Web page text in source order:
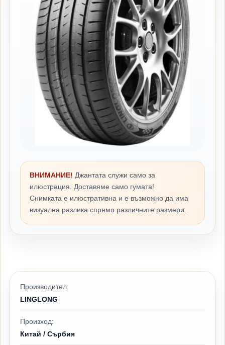
ВНИМАНИЕ! Джантата служи само за
илюстрация. Доставяме само гумата!
Снимката е илюстративна и е възможно да има
визуална разлика спрямо различните размери.
Производител:
LINGLONG
Произход:
Китай / Сърбия